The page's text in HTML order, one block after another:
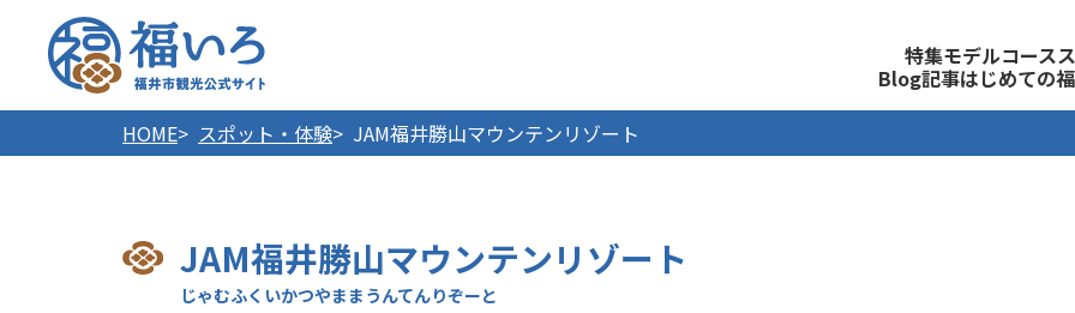
福井市観光公式サイ
特集モデルコース
Blog記事はじめての
HOME スポット・体験 JAM福井勝山マウンテンリゾート
JAM福井勝山マウンテンリゾート